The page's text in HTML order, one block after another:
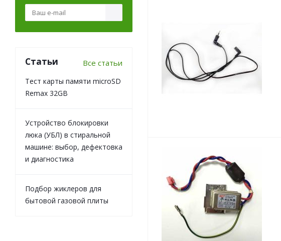
Статьи Все статьи
Тест карты памяти microSD
Remax 32GB
Устройство блокировки
люка (УБЛ) в стиральной
машине: выбор, дефектовка
и диагностика
Подбор жиклеров для
бытовой газовой плиты